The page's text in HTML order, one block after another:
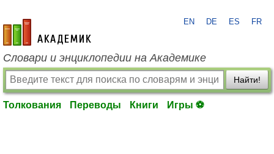
academic.ru
EN DE ES FR
Словари и энциклопедии на Академике
Найти!
Толкования Переводы Книги Игры ⚽